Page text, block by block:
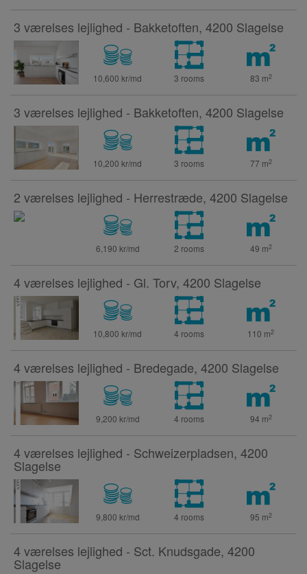
3 værelses lejlighed - Bakketoften, 4200 Slagelse
10,600 kr/md 3 rooms 83 m2
3 værelses lejlighed - Bakketoften, 4200 Slagelse
10,200 kr/md 3 rooms 77 m2
2 værelses lejlighed - Herrestræde, 4200 Slagelse
6,190 kr/md 2 rooms 49 m2
4 værelses lejlighed - Gl. Torv, 4200 Slagelse
10,800 kr/md 4 rooms 110 m2
4 værelses lejlighed - Bredegade, 4200 Slagelse
9,200 kr/md 4 rooms 94 m2
4 værelses lejlighed - Schweizerpladsen, 4200
Slagelse
9,800 kr/md 4 rooms 95 m2
4 værelses lejlighed - Sct. Knudsgade, 4200
Slagelse